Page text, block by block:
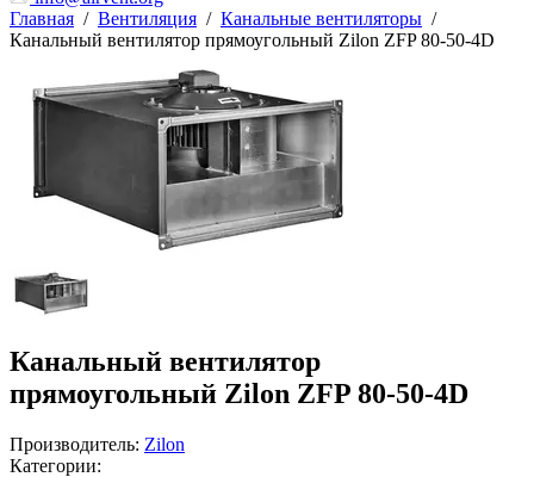
Главная / Вентиляция / Канальные вентиляторы /
Канальный вентилятор прямоугольный Zilon ZFP 80-50-4D
Канальный вентилятор
прямоугольный Zilon ZFP 80-50-4D
Производитель: Zilon
Категории: